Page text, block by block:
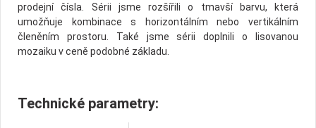
prodejní čísla. Sérii jsme rozšířili o tmavší barvu, která
umožňuje kombinace s horizontálním nebo vertikálním
členěním prostoru. Také jsme sérii doplnili o lisovanou
mozaiku v ceně podobné základu.
Technické parametry: